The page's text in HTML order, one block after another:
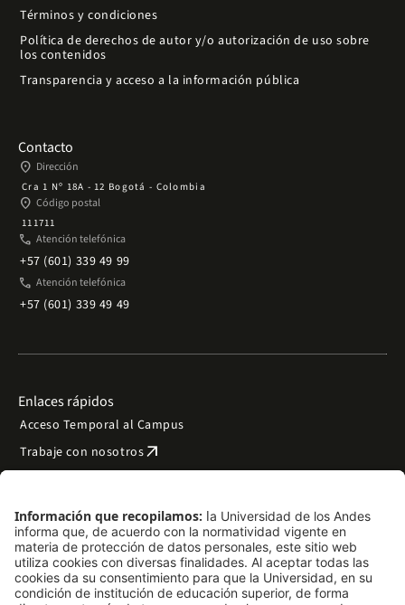
Términos y condiciones
Política de derechos de autor y/o autorización de uso sobre
los contenidos
Transparencia y acceso a la información pública
Contacto
place Dirección
Cra 1 Nº 18A - 12 Bogotá - Colombia
place Código postal
111711
phone Atención telefónica
+57 (601) 339 49 99
phone Atención telefónica
+57 (601) 339 49 49
Enlaces rápidos
Acceso Temporal al Campus
Trabaje con nosotrosarrow_outward
Preguntas frecuentes
Filantropía y donacionesarrow_outward
Mapa del sitio arrow_outward